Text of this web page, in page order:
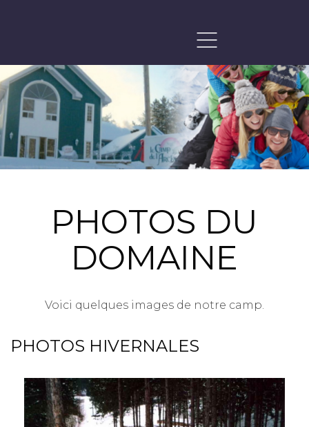
PHOTOS DU DOMAINE
PHOTOS DU
DOMAINE
Voici quelques images de notre camp.
PHOTOS HIVERNALES